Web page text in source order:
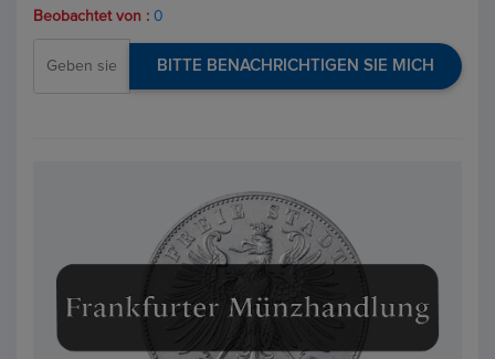
Beobachtet von : 0
BITTE BENACHRICHTIGEN SIE MICH